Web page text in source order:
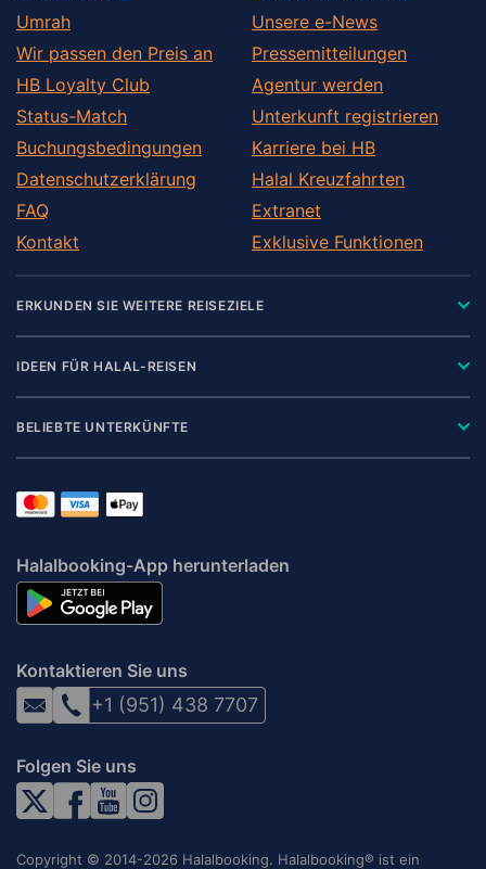
Umrah
Wir passen den Preis an
HB Loyalty Club
Status-Match
Buchungsbedingungen
Datenschutzerklärung
FAQ
Kontakt
Unsere e-News
Pressemitteilungen
Agentur werden
Unterkunft registrieren
Karriere bei HB
Halal Kreuzfahrten
Extranet
Exklusive Funktionen
ERKUNDEN SIE WEITERE REISEZIELE
IDEEN FÜR HALAL-REISEN
BELIEBTE UNTERKÜNFTE
Halalbooking-App herunterladen
Kontaktieren Sie uns
+1 (951) 438 7707
Folgen Sie uns
Copyright © 2014-2026 Halalbooking. Halalbooking® ist ein